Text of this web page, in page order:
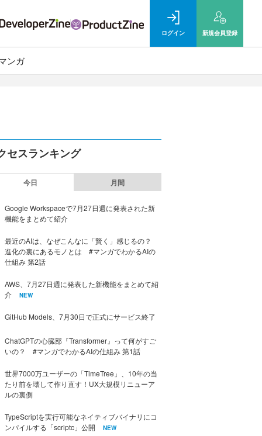
ログイン 新規会員登録
ンガ
セスランキング
今日 月間
Google Workspaceで7月27日週に発表された新
機能をまとめて紹介
最近のAIは、なぜこんなに「賢く」感じるの？
進化の裏にあるモノとは #マンガでわかるAIの
仕組み 第2話
AWS、7月27日週に発表した新機能をまとめて紹
介
NEW
GitHub Models、7月30日で正式にサービス終了
ChatGPTの心臓部『Transformer』って何がすご
いの？ #マンガでわかるAIの仕組み 第1話
世界7000万ユーザーの「TimeTree」、10年の当
たり前を壊して作り直す！UX大規模リニューア
ルの裏側
TypeScriptを実行可能なネイティブバイナリにコ
ンパイルする「scriptc」公開
NEW